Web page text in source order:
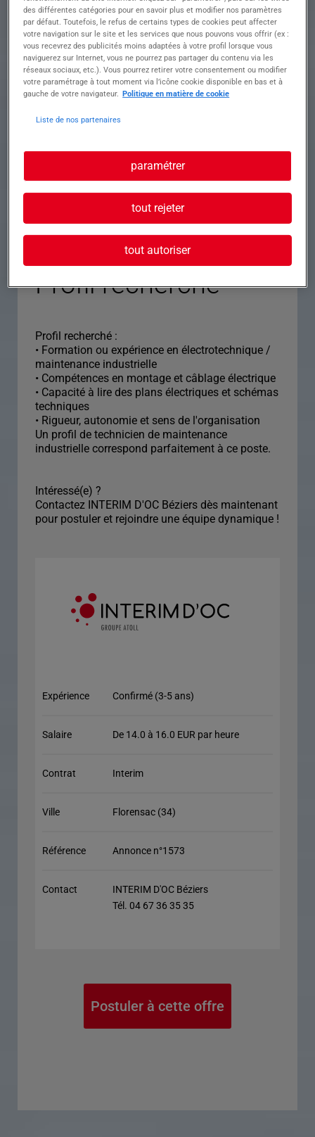
Votre mission :
Au sein d'une entreprise spécialisée dans la
fabrication de pièces pour caves coopératives
(principalement des cuves de filtration pour le
vin), vous serez en charge du montage et de la
mise en place des équipements électriques. Vous
intervenez sur l'ensemble des installations
bon fonctionnement des équipements industriels.
Nous vous offrons :
• Une mission intérim à durée à définir
• L'opportunité d'intégrer une entreprise reconnue
• Un poste à pourvoir rapidement
• Taux horaire 14€ au démarrage puis évolution
Profil recherché
Profil recherché :
• Formation ou expérience en électrotechnique /
maintenance industrielle
• Compétences en montage et câblage électrique
• Capacité à lire des plans électriques et schémas
techniques
• Rigueur, autonomie et sens de l'organisation
Un profil de technicien de maintenance
industrielle correspond parfaitement à ce poste.
Intéressé(e) ?
Contactez INTERIM D'OC Béziers dès maintenant
pour postuler et rejoindre une équipe dynamique !
Expérience Confirmé (3-5 ans)
Salaire De 14.0 à 16.0 EUR par heure
Contrat Interim
Ville Florensac (34)
Référence Annonce n°1573
Contact
INTERIM D'OC Béziers
Tél. 04 67 36 35 35
Postuler à cette offre
des différentes catégories pour en savoir plus et modifier nos paramètres
par défaut. Toutefois, le refus de certains types de cookies peut affecter
votre navigation sur le site et les services que nous pouvons vous offrir (ex :
vous recevrez des publicités moins adaptées à votre profil lorsque vous
naviguerez sur Internet, vous ne pourrez pas partager du contenu via les
réseaux sociaux, etc.). Vous pourrez retirer votre consentement ou modifier
votre paramétrage à tout moment via l’icône cookie disponible en bas et à
gauche de votre navigateur. Politique en matière de cookie
Liste de nos partenaires
paramétrer
tout rejeter
tout autoriser